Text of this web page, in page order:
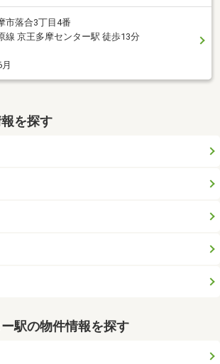
市落合3丁目4番
線 京王多摩センター駅 徒歩13分
を探す
駅の物件情報を探す